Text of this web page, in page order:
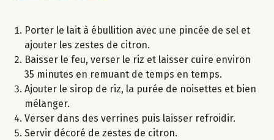
Porter le lait à ébullition avec une pincée de sel et
ajouter les zestes de citron.
Baisser le feu, verser le riz et laisser cuire environ
35 minutes en remuant de temps en temps.
Ajouter le sirop de riz, la purée de noisettes et bien
mélanger.
Verser dans des verrines puis laisser refroidir.
Servir décoré de zestes de citron.